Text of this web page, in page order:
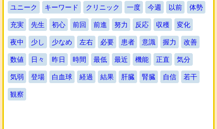
ユニーク キーワード クリニック 一度 今週 以前 体勢
充実 先生 初心 前回 前進 努力 反応 収穫 変化
夜中 少し 少なめ 左右 必要 患者 意識 握力 改善
数値 日々 昨日 時間 最低 最近 機能 正直 気分
気弱 登場 白血球 経過 結果 肝臓 腎臓 自信 若干
観察